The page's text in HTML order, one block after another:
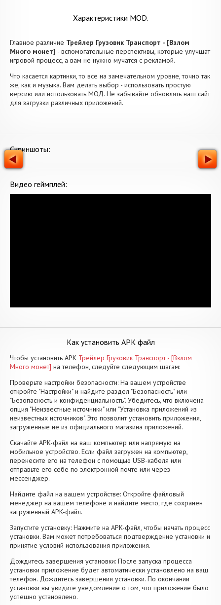
Характеристики MOD.
Главное различие Трейлер Грузовик Транспорт - [Взлом
Много монет] - вспомогательные перспективы, которые улучшат
игровой процесс, а вам не нужно мучатся с рекламой.
Что касается картинки, то все на замечательном уровне, точно так
же, как и музыка. Вам делать выбор - использовать простую
версию или использовать МОД. Не забывайте обновлять наш сайт
для загрузки различных приложений.
Скриншоты:
Видео геймплей:
Как установить APK файл
Чтобы установить APK Трейлер Грузовик Транспорт - [Взлом
Много монет] на телефон, следуйте следующим шагам:
Проверьте настройки безопасности: На вашем устройстве
откройте "Настройки" и найдите раздел "Безопасность" или
"Безопасность и конфиденциальность". Убедитесь, что включена
опция "Неизвестные источники" или "Установка приложений из
неизвестных источников". Это позволит установить приложения,
загруженные не из официального магазина приложений.
Скачайте APK-файл на ваш компьютер или напрямую на
мобильное устройство. Если файл загружен на компьютер,
перенесите его на телефон с помощью USB-кабеля или
отправьте его себе по электронной почте или через
мессенджер.
Найдите файл на вашем устройстве: Откройте файловый
менеджер на вашем телефоне и найдите место, где сохранен
загруженный APK-файл.
Запустите установку: Нажмите на APK-файл, чтобы начать процесс
установки. Вам может потребоваться подтверждение установки и
принятие условий использования приложения.
Дождитесь завершения установки: После запуска процесса
установки приложение будет автоматически установлено на ваш
телефон. Дождитесь завершения установки. По окончании
установки вы увидите уведомление о том, что приложение было
успешно установлено.